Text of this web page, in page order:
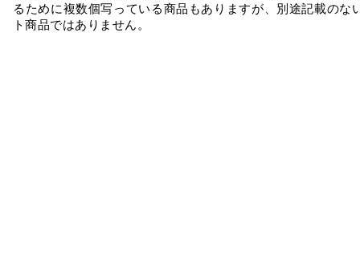
るために複数個写っている商品もありますが、別途記載のな
ト商品ではありません。